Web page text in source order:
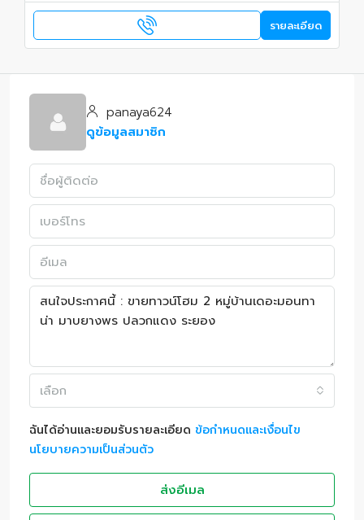
รายละเอียด
panaya624
ดูข้อมูลสมาชิก
เลือก
ฉันได้อ่านและยอมรับรายละเอียด ข้อกำหนดและเงื่อนไข
นโยบายความเป็นส่วนตัว
ส่งอีเมล